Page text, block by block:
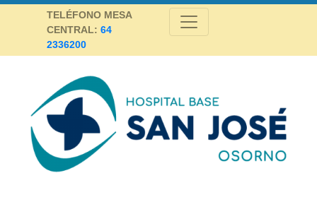
Skip
TELÉFONO MESA
CENTRAL: 64
2336200